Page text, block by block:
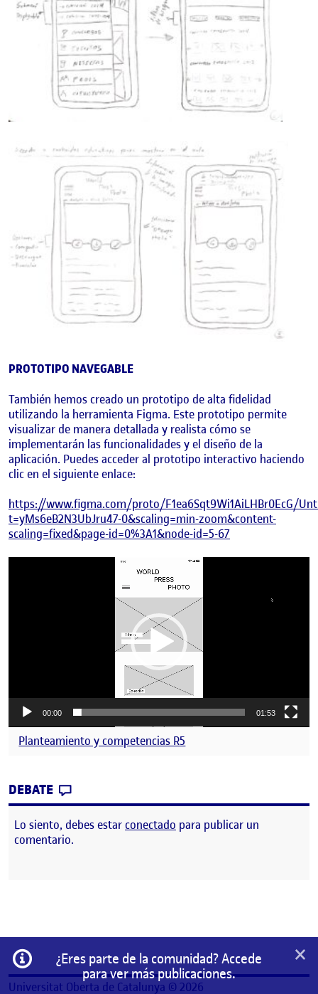
PROTOTIPO NAVEGABLE
También hemos creado un prototipo de alta fidelidad
utilizando la herramienta Figma. Este prototipo permite
visualizar de manera detallada y realista cómo se
implementarán las funcionalidades y el diseño de la
aplicación. Puedes acceder al prototipo interactivo haciendo
clic en el siguiente enlace:
https://www.figma.com/proto/F1ea6Sqt9Wi1AiLHBr0EcG/
t=yMs6eB2N3UbJru47-0&scaling=min-zoom&content-
scaling=fixed&page-id=0%3A1&node-id=5-67
00:00 01:53
Planteamiento y competencias R5
DEBATE
Lo siento, debes estarconectado para publicar un
comentario.
Información
¿Eres parte de la comunidad? Accede
para ver más publicaciones.
×
Universitat Oberta de Catalunya © 2026